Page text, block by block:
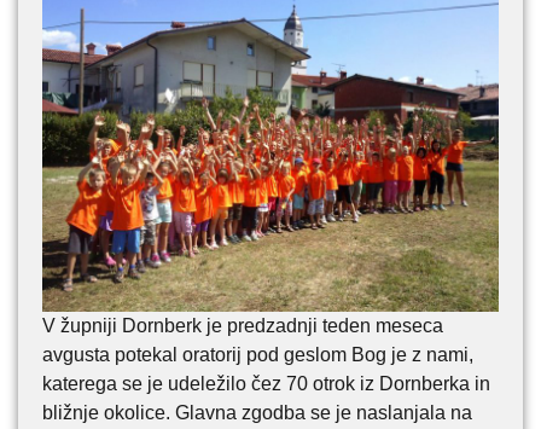
V župniji Dornberk je predzadnji teden meseca
avgusta potekal oratorij pod geslom Bog je z nami,
katerega se je udeležilo čez 70 otrok iz Dornberka in
bližnje okolice. Glavna zgodba se je naslanjala na